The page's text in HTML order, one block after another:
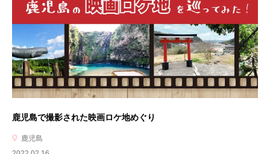
鹿児島で撮影された映画ロケ地めぐり
鹿児島